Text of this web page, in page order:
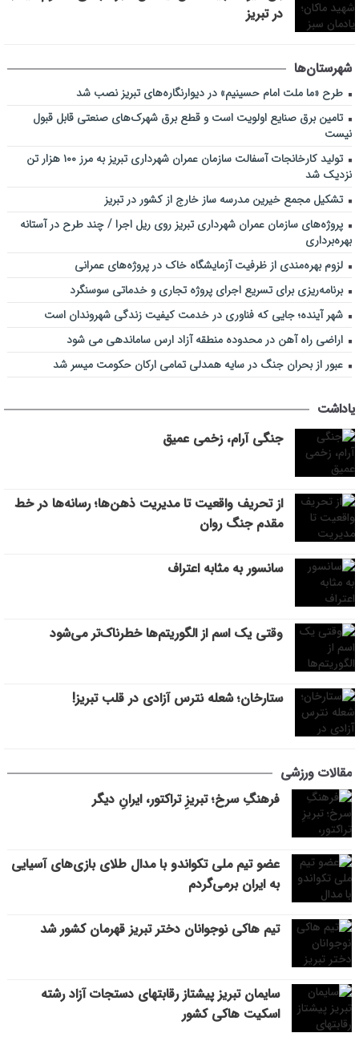
در تبریز
شهرستان‌ها
طرح «ما ملت امام حسینیم» در دیوارنگاره‌های تبریز نصب شد
تامین برق صنایع اولویت است و قطع برق شهرک‌های صنعتی قابل قبول
نیست
تولید کارخانجات آسفالت سازمان عمران شهرداری تبریز به مرز ۱۰۰ هزار تن
نزدیک شد
تشکیل مجمع خیرین مدرسه ‌ساز خارج از کشور در تبریز
پروژه‌های سازمان عمران شهرداری تبریز روی ریل اجرا / چند طرح در آستانه
بهره‌برداری
لزوم بهره‌مندی از ظرفیت آزمایشگاه خاک در پروژه‌های عمرانی
برنامه‌ریزی برای تسریع اجرای پروژه تجاری و خدماتی سوسنگرد
شهر آینده؛ جایی که فناوری در خدمت کیفیت زندگی شهروندان است
اراضی راه آهن در محدوده منطقه آزاد ارس ساماندهی می شود
عبور از بحران جنگ در سایه همدلی تمامی ارکان حکومت میسر شد
یاداشت
جنگی آرام، زخمی عمیق
از تحریف واقعیت تا مدیریت ذهن‌ها؛ رسانه‌ها در خط
مقدم جنگ روان
سانسور به مثابه اعتراف
وقتی یک اسم از الگوریتم‌ها خطرناک‌تر می‌شود
ستارخان؛ شعله نترس آزادی در قلب تبریز!
مقالات ورزشی
فرهنگِ سرخ؛ تبریزِ تراکتور، ایرانِ دیگر
عضو تیم ملی تکواندو با مدال طلای بازی‌های آسیایی
به ایران برمی‌گردم
تیم هاکی نوجوانان دختر تبریز قهرمان کشور شد
سایمان تبریز پیشتاز رقابتهای دستجات آزاد رشته
اسکیت هاکی کشور